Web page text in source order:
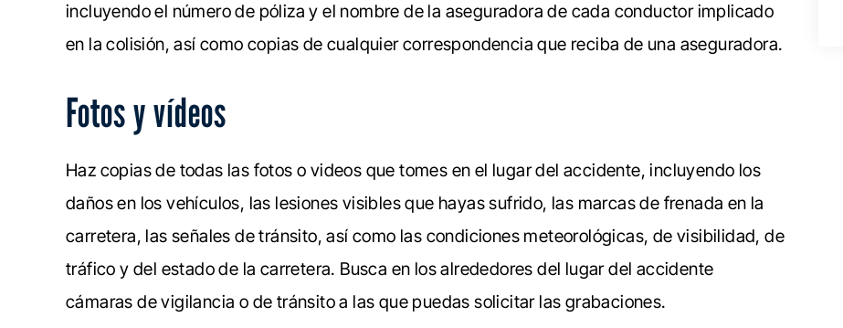
incluyendo el número de póliza y el nombre de la aseguradora de cada conductor implicado
en la colisión, así como copias de cualquier correspondencia que reciba de una aseguradora.
Fotos y vídeos
Haz copias de todas las fotos o videos que tomes en el lugar del accidente, incluyendo los
daños en los vehículos, las lesiones visibles que hayas sufrido, las marcas de frenada en la
carretera, las señales de tránsito, así como las condiciones meteorológicas, de visibilidad, de
tráfico y del estado de la carretera. Busca en los alrededores del lugar del accidente
cámaras de vigilancia o de tránsito a las que puedas solicitar las grabaciones.